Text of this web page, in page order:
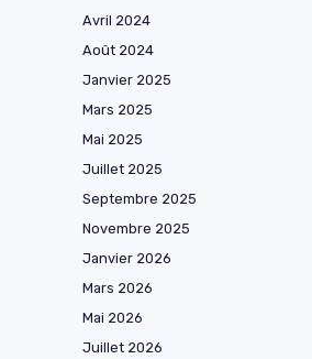
Avril 2024
Août 2024
Janvier 2025
Mars 2025
Mai 2025
Juillet 2025
Septembre 2025
Novembre 2025
Janvier 2026
Mars 2026
Mai 2026
Juillet 2026